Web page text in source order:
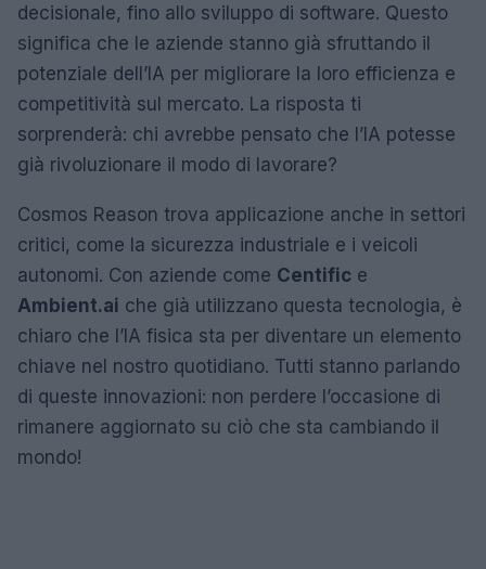
decisionale, fino allo sviluppo di software. Questo
significa che le aziende stanno già sfruttando il
potenziale dell’IA per migliorare la loro efficienza e
competitività sul mercato. La risposta ti
sorprenderà: chi avrebbe pensato che l’IA potesse
già rivoluzionare il modo di lavorare?
Cosmos Reason trova applicazione anche in settori
critici, come la sicurezza industriale e i veicoli
autonomi. Con aziende come Centific e
Ambient.ai che già utilizzano questa tecnologia, è
chiaro che l’IA fisica sta per diventare un elemento
chiave nel nostro quotidiano. Tutti stanno parlando
di queste innovazioni: non perdere l’occasione di
rimanere aggiornato su ciò che sta cambiando il
mondo!